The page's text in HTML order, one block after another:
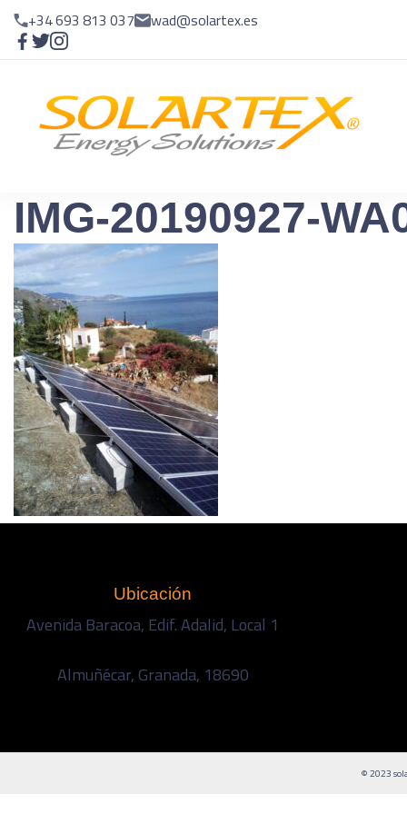
+34 693 813 037 wad@solartex.es
IMG-20190927-
Ubicación
Avenida Baracoa, Edif. Adalid, Local 1
Almuñécar, Granada, 18690
© 2023